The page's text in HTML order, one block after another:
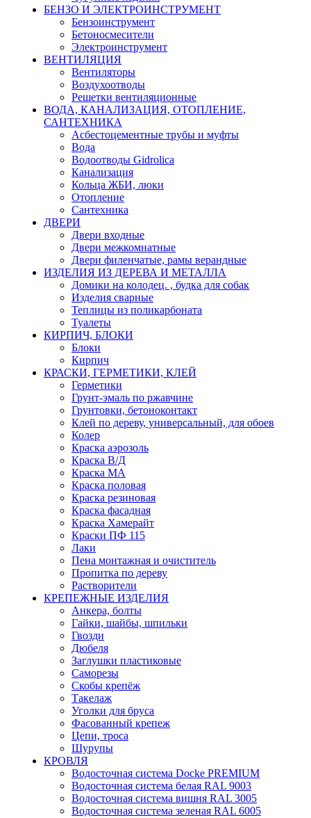
БЕНЗО И ЭЛЕКТРОИНСТРУМЕНТ
Бензоинструмент
Бетоносмесители
Электроинструмент
ВЕНТИЛЯЦИЯ
Вентиляторы
Воздухоотводы
Решетки вентиляционные
ВОДА, КАНАЛИЗАЦИЯ, ОТОПЛЕНИЕ,
САНТЕХНИКА
Асбестоцементные трубы и муфты
Вода
Водоотводы Gidrolica
Канализация
Кольца ЖБИ, люки
Отопление
Сантехника
ДВЕРИ
Двери входные
Двери межкомнатные
Двери филенчатые, рамы верандные
ИЗДЕЛИЯ ИЗ ДЕРЕВА И МЕТАЛЛА
Домики на колодец. , будка для собак
Изделия сварные
Теплицы из поликарбоната
Туалеты
КИРПИЧ, БЛОКИ
Блоки
Кирпич
КРАСКИ, ГЕРМЕТИКИ, КЛЕЙ
Герметики
Грунт-эмаль по ржавчине
Грунтовки, бетоноконтакт
Клей по дереву, универсальный, для обоев
Колер
Краска аэрозоль
Краска В/Д
Краска МА
Краска половая
Краска резиновая
Краска фасадная
Краска Хамерайт
Краски ПФ 115
Лаки
Пена монтажная и очиститель
Пропитка по дереву
Растворители
КРЕПЕЖНЫЕ ИЗДЕЛИЯ
Анкера, болты
Гайки, шайбы, шпильки
Гвозди
Дюбеля
Заглушки пластиковые
Саморезы
Скобы крепёж
Такелаж
Уголки для бруса
Фасованный крепеж
Цепи, троса
Шурупы
КРОВЛЯ
Водосточная система Docke PREMIUM
Водосточная система белая RAL 9003
Водосточная система вишня RAL 3005
Водосточная система зеленая RAL 6005